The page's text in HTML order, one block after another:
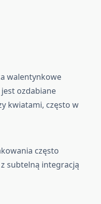
walentynkowe
ozdabiane
kwiatami, często w
często
subtelną integracją